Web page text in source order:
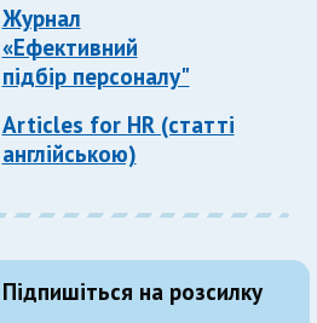
Журнал
«Ефективний
підбір персоналу"
Articles for HR (статті
англійською)
Підпишіться на розсилку